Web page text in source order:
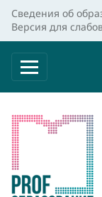
Сведения об
Версия для